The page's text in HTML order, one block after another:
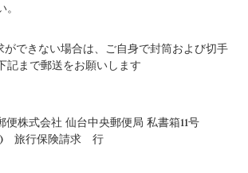
。
できない場合は、ご自身で封筒および切手
記まで郵送をお願いします
株式会社 仙台中央郵便局 私書箱11号
) 旅行保険請求 行